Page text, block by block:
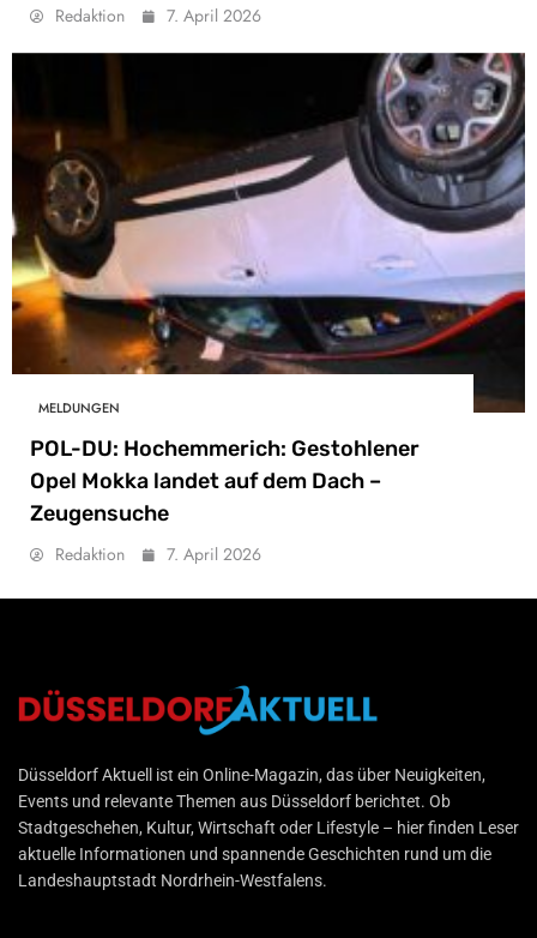
Redaktion 7. April 2026
MELDUNGEN
POL-DU: Hochemmerich: Gestohlener
Opel Mokka landet auf dem Dach –
Zeugensuche
Redaktion 7. April 2026
Düsseldorf Aktuell
Düsseldorf Aktuell ist ein Online-Magazin, das über Neuigkeiten,
Events und relevante Themen aus Düsseldorf berichtet. Ob
Stadtgeschehen, Kultur, Wirtschaft oder Lifestyle – hier finden Leser
aktuelle Informationen und spannende Geschichten rund um die
Landeshauptstadt Nordrhein-Westfalens.